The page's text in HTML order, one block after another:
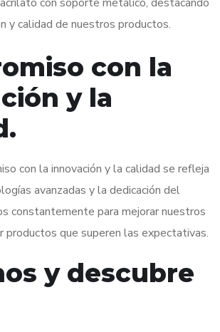
y calidad de nuestros productos.
con la
y la
con la innovación y la calidad se refleja
avanzadas y la dedicación del
constantemente para mejorar nuestros
productos que superen las expectativas.
y descubre